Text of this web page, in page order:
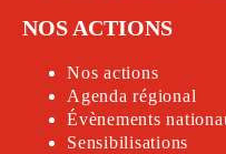
NOS ACTIONS
Nos actions
Agenda régional
Évènements
Sensibilisations